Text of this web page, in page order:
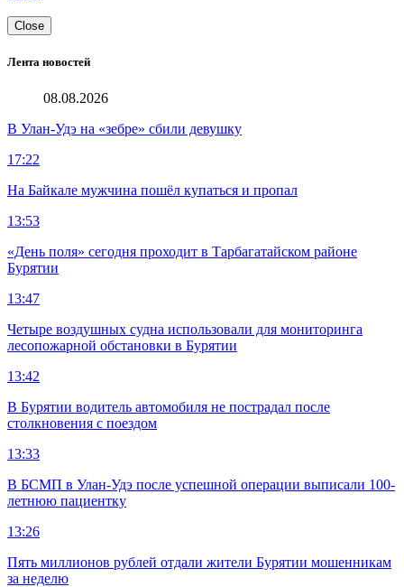
Close
Лента новостей
08.08.2026
В Улан-Удэ на «зебре» сбили девушку
17:22
На Байкале мужчина пошёл купаться и пропал
13:53
«День поля» сегодня проходит в Тарбагатайском районе
Бурятии
13:47
Четыре воздушных судна использовали для мониторинга
лесопожарной обстановки в Бурятии
13:42
В Бурятии водитель автомобиля не пострадал после
столкновения с поездом
13:33
В БСМП в Улан-Удэ после успешной операции выписали 100-
летнюю пациентку
13:26
Пять миллионов рублей отдали жители Бурятии мошенникам
за неделю